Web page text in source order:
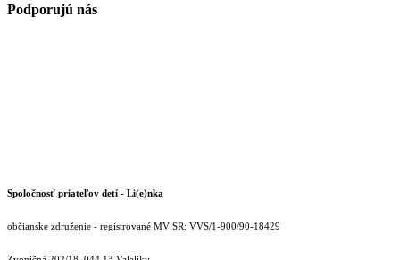
Podporujú nás
Spoločnosť priateľov detí - Li(e)nka
občianske združenie - registrované MV SR: VVS/1-900/90-18429